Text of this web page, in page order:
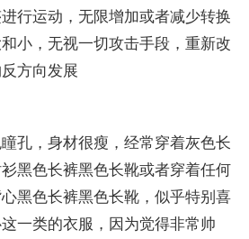
行运动，无限增加或者减少转换
小，无视一切攻击手段，重新改
方向发展
孔，身材很瘦，经常穿着灰色长
黑色长裤黑色长靴或者穿着任何
黑色长裤黑色长靴，似乎特别喜
一类的衣服，因为觉得非常帅